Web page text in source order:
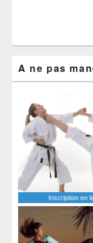
A ne pas
Inscription en